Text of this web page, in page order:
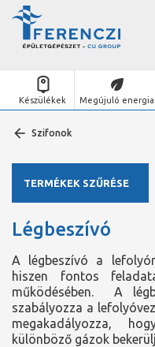
Készülékek Megújuló energia
Szifonok
Légbeszívó
A légbeszívó a
hiszen fontos
működésében. A
szabályozza a
megakadályozza,
különböző gázok
TERMÉKEK SZŰRÉSE